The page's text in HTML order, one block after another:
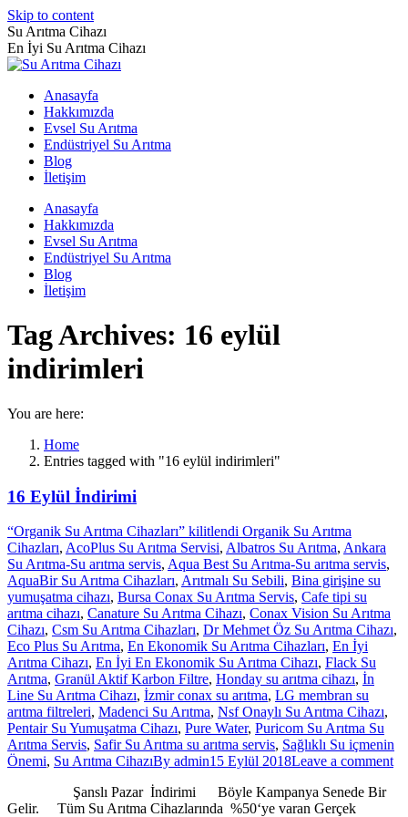
Skip to content
Su Arıtma Cihazı
En İyi Su Arıtma Cihazı
Anasayfa
Hakkımızda
Evsel Su Arıtma
Endüstriyel Su Arıtma
Blog
İletişim
Anasayfa
Hakkımızda
Evsel Su Arıtma
Endüstriyel Su Arıtma
Blog
İletişim
Tag Archives: 16 eylül
indirimleri
You are here:
Home
Entries tagged with "16 eylül indirimleri"
16 Eylül İndirimi
“Organik Su Arıtma Cihazları” kilitlendi Organik Su Arıtma
Cihazları, AcoPlus Su Arıtma Servisi, Albatros Su Arıtma, Ankara
Su Arıtma-Su arıtma servis, Aqua Best Su Arıtma-Su arıtma servis,
AquaBir Su Arıtma Cihazları, Arıtmalı Su Sebili, Bina girişine su
yumuşatma cihazı, Bursa Conax Su Arıtma Servis, Cafe tipi su
arıtma cihazı, Canature Su Arıtma Cihazı, Conax Vision Su Arıtma
Cihazı, Csm Su Arıtma Cihazları, Dr Mehmet Öz Su Arıtma Cihazı,
Eco Plus Su Arıtma, En Ekonomik Su Arıtma Cihazları, En İyi
Arıtma Cihazı, En İyi En Ekonomik Su Arıtma Cihazı, Flack Su
Arıtma, Granül Aktif Karbon Filtre, Honday su arıtma cihazı, İn
Line Su Arıtma Cihazı, İzmir conax su arıtma, LG membran su
arıtma filtreleri, Madenci Su Arıtma, Nsf Onaylı Su Arıtma Cihazı,
Pentair Su Yumuşatma Cihazı, Pure Water, Puricom Su Arıtma Su
Arıtma Servis, Safir Su Arıtma su arıtma servis, Sağlıklı Su içmenin
Önemi, Su Arıtma CihazıBy admin15 Eylül 2018Leave a comment
Şanslı Pazar İndirimi Böyle Kampanya Senede Bir
Gelir. Tüm Su Arıtma Cihazlarında %50‘ye varan Gerçek